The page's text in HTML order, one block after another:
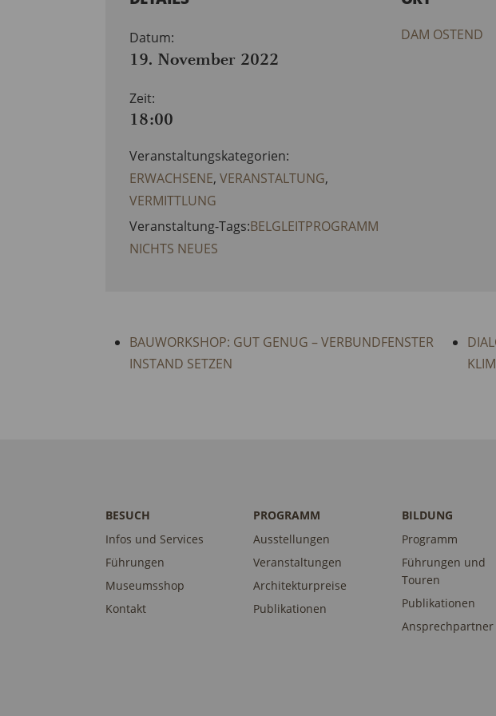
Datum:
19. November 2022
Zeit:
18:00
Veranstaltungskategorien:
ERWACHSENE, VERANSTALTUNG,
VERMITTLUNG
Veranstaltung-Tags:BELGLEITPROGRAMM
NICHTS NEUES
DAM OSTEND
BAUWORKSHOP: GUT GENUG – VERBUNDFENSTER
INSTAND SETZEN
BESUCH
Infos und Services
Führungen
Museumsshop
Kontakt
PROGRAMM
Ausstellungen
Veranstaltungen
Architekturpreise
Publikationen
BILDUNG
Programm
Führungen und
Touren
Publikationen
Ansprechpartner